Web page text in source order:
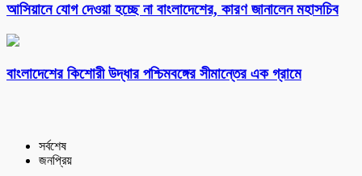
আসিয়ানে যোগ দেওয়া হচ্ছে না বাংলাদেশের, কারণ জানালেন মহাসচিব
বাংলাদেশের কিশোরী উদ্ধার পশ্চিমবঙ্গের সীমান্তের এক গ্রামে
সর্বশেষ
জনপ্রিয়